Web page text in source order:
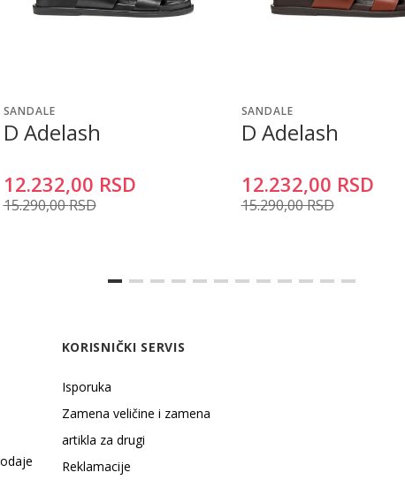
SANDALE
D Adelash
12.232,00 RSD
15.290,00RSD
SANDALE
D Adelash
12.232,00 RSD
15.290,00RSD
KORISNIČKI SERVIS
Isporuka
Zamena veličine i zamena
artikla za drugi
Reklamacije